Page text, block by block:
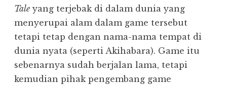
Tale yang terjebak di dalam dunia yang
menyerupai alam dalam game tersebut
tetapi tetap dengan nama-nama tempat di
dunia nyata (seperti Akihabara). Game itu
sebenarnya sudah berjalan lama, tetapi
kemudian pihak pengembang game